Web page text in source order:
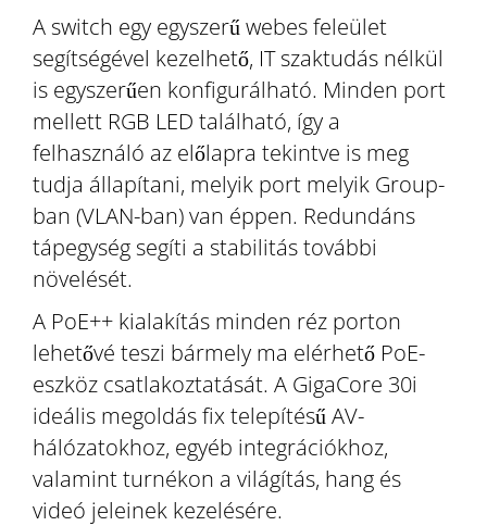
A switch egy egyszerű webes feleület
segítségével kezelhető, IT szaktudás nélkül
is egyszerűen konfigurálható. Minden port
mellett RGB LED található, így a
felhasználó az előlapra tekintve is meg
tudja állapítani, melyik port melyik Group-
ban (VLAN-ban) van éppen. Redundáns
tápegység segíti a stabilitás további
növelését.
A PoE++ kialakítás minden réz porton
lehetővé teszi bármely ma elérhető PoE-
eszköz csatlakoztatását. A GigaCore 30i
ideális megoldás fix telepítésű AV-
hálózatokhoz, egyéb integrációkhoz,
valamint turnékon a világítás, hang és
videó jeleinek kezelésére.